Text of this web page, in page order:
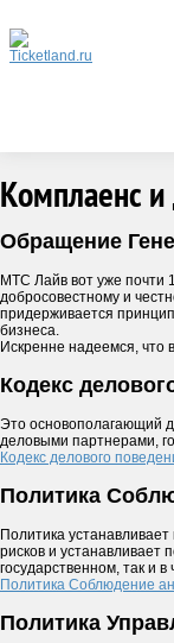
Комплаенс и
Обращение
МТС Лайв вот уже почти
добросовестному и
придерживается
бизнеса.
Искренне надеемся, что
Кодекс
Это основополагающий
деловыми партнерами,
Кодекс делового
Политика
Политика
рисков и устанавливает
государственном, так и в
Политика Соблюдение
Политика